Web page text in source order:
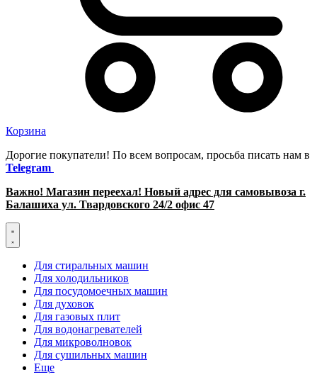
Корзина
Дорогие покупатели! По всем вопросам, просьба писать нам в
Telegram
Важно! Магазин переехал! Новый адрес для самовывоза г.
Балашиха ул. Твардовского 24/2 офис 47
Для стиральных машин
Для холодильников
Для посудомоечных машин
Для духовок
Для газовых плит
Для водонагревателей
Для микроволновок
Для сушильных машин
Еще